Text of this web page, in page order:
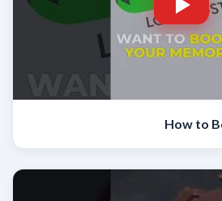
How to